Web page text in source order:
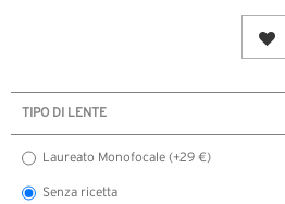
TIPO DI LENTE
Laureato Monofocale (+29 €)
Senza ricetta